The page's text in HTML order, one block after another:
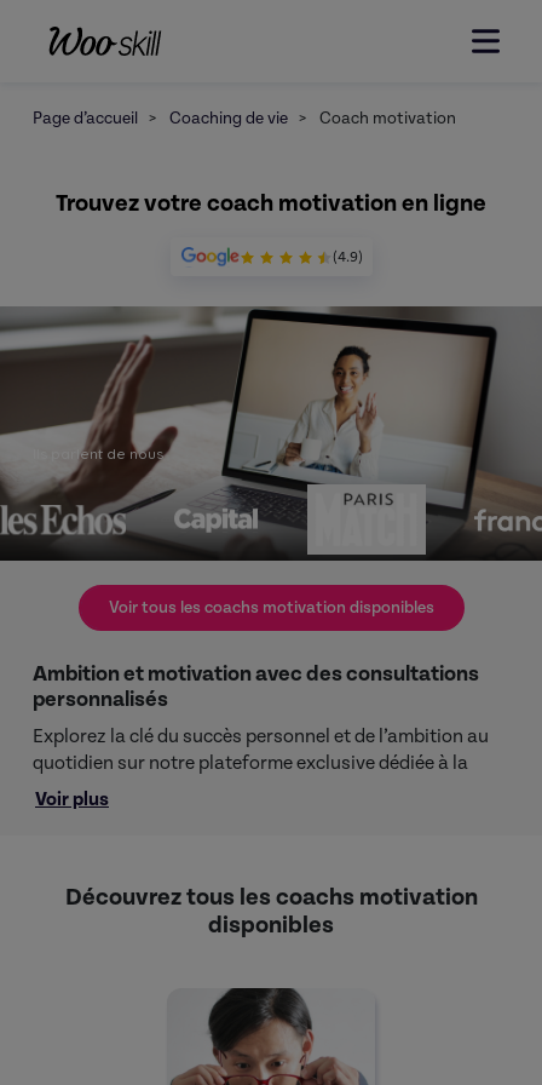
Page d’accueil > Coaching de vie > Coach motivation
(4.9)
Trouvez votre coach motivation en ligne
Ambition et motivation avec des consultations
personnalisés
Explorez la clé du succès personnel et de l’ambition au
quotidien sur notre plateforme exclusive dédiée à la
recherche de coachs en motivation. Que vous ayez des
aspirations, des rêves à concrétiser ou des défis à
Trouvez le coach en motivation qui vous aidera à libérer
des résultats tangibles. Renforcez votre confiance en
vous, améliorez votre soif d’accomplissements et
trouvez l’équilibre entre travail et vie personnelle. Grâce
Voir plus
Voir tous les coachs motivation disponibles
Ils parlent de nous
Découvrez tous les coachs motivation
disponibles